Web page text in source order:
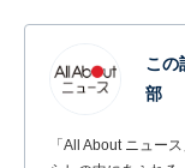
この
部
「All About ニュー